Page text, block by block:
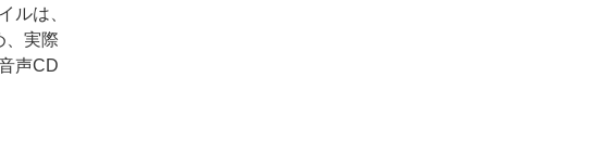
ルは、
、実際
声CD